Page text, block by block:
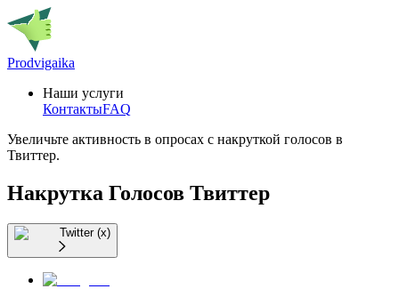
Prodvigaika
Наши услуги
КонтактыFAQ
Увеличьте активность в опросах с накруткой голосов в
Твиттер.
Накрутка Голосов Твиттер
Twitter (x)